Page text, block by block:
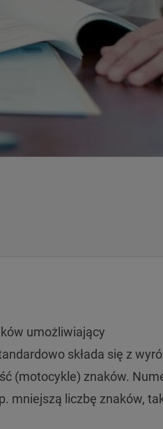
umożliwiający
składa się z
(motocykle) znaków.
mniejszą liczbę znaków,